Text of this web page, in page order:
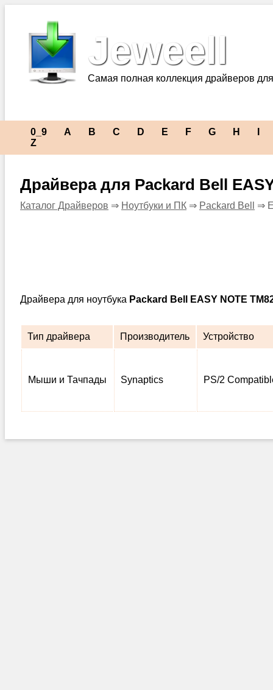
Jeweell
Самая полная коллекция драйверов
0_9 A B C D E F G H
Z
Драйвера для Packard Bell
Каталог Драйверов ⇒ Ноутбуки и ПК ⇒ Packard Bell ⇒
Драйвера для ноутбука Packard Bell EASY NOTE
Тип драйвера Производитель Устройство
Мыши и Тачпады Synaptics PS/2